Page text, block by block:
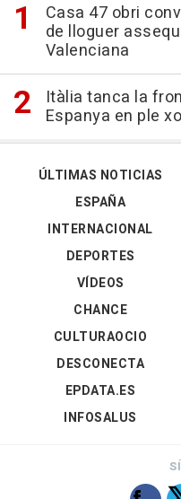
Casa 47 obri
de lloguer
Valenciana
Itàlia tanca la
Espanya en ple
ÚLTIMAS NOTICIAS
ESPAÑA
INTERNACIONAL
DEPORTES
VÍDEOS
CHANCE
CULTURAOCIO
DESCONECTA
EPDATA.ES
INFOSALUS